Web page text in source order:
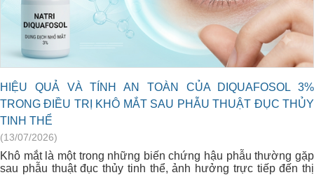
HIỆU QUẢ VÀ TÍNH AN TOÀN CỦA DIQUAFOSOL 3%
TRONG ĐIỀU TRỊ KHÔ MẮT SAU PHẪU THUẬT ĐỤC THỦY
TINH THỂ
(13/07/2026)
Khô mắt là một trong những biến chứng hậu phẫu thường gặp
sau phẫu thuật đục thủy tinh thể, ảnh hưởng trực tiếp đến thị